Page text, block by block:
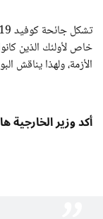
خاص لأولئك الذين
الأزمة، ولهذا يناقش
أكد وزير الخارجية